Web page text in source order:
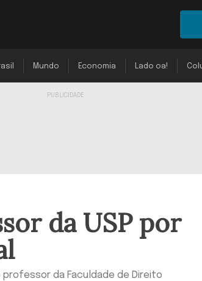
Mundo Economia Lado oa!
da USP por
da Faculdade de Direito